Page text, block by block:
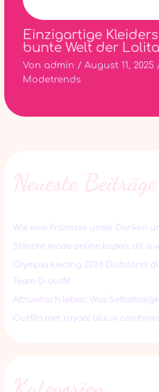
Einzigartige
bunte Welt der
Von admin / August 11, 2025
Modetrends
Neueste Beiträge
Wie eine Prämisse unser Denken
Stilecht mode online kopen: dit is
Olympia kleding 2026 Duitsland:
Team D-outfit
Altruistisch leben: Was
Outfits met royaal blauw